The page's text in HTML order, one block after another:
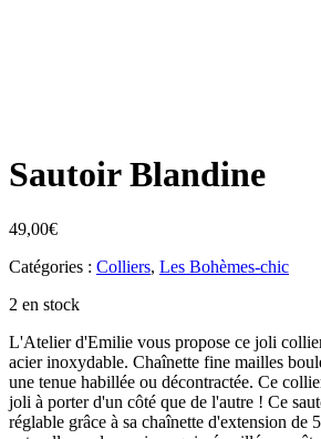
Sautoir Blandine
49,00€
Catégories : Colliers, Les Bohèmes-chic
2 en stock
L'Atelier d'Emilie vous propose ce joli
acier inoxydable. Chaînette fine mailles
une tenue habillée ou décontractée. Ce
joli à porter d'un côté que de l'autre ! Ce
réglable grâce à sa chaînette d'extension de